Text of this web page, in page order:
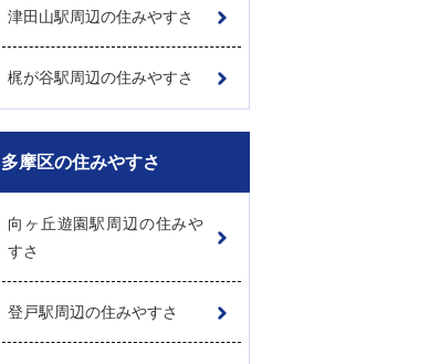
津田山駅周辺の住みやすさ
梶が谷駅周辺の住みやすさ
多摩区の住みやすさ
向ヶ丘遊園駅周辺の住みや
すさ
登戸駅周辺の住みやすさ